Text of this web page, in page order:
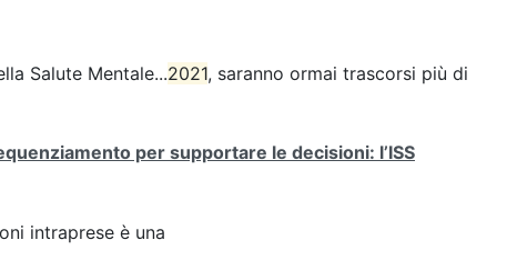
Salute Mentale...2021, saranno ormai trascorsi più di
per supportare le decisioni: l’ISS
intraprese è una